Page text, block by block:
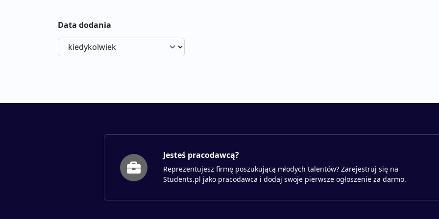
Data dodania
Jesteś pracodawcą?
Reprezentujesz firmę poszukującą młodych talentów? Zarejestruj się na
Students.pl jako pracodawca i dodaj swoje pierwsze ogłoszenie za darmo.